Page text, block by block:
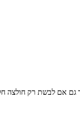
גם אם לבשת רק חולצה